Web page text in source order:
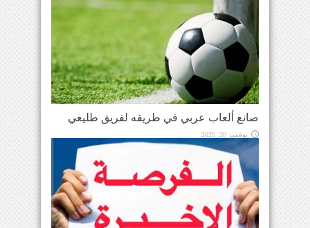
صانع ألعاب عربي في طريقه لفريق طليعي
نوفمبر 20, 2025